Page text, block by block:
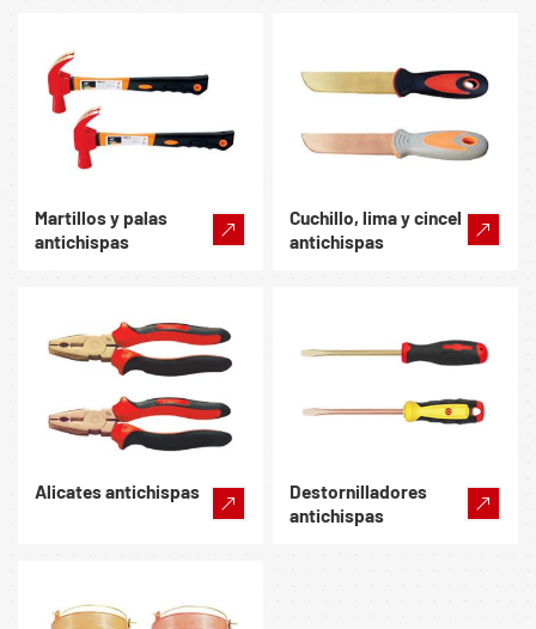
Martillos y palas
antichispas
Cuchillo, lima y cincel
antichispas
Alicates antichispas
Destornilladores
antichispas